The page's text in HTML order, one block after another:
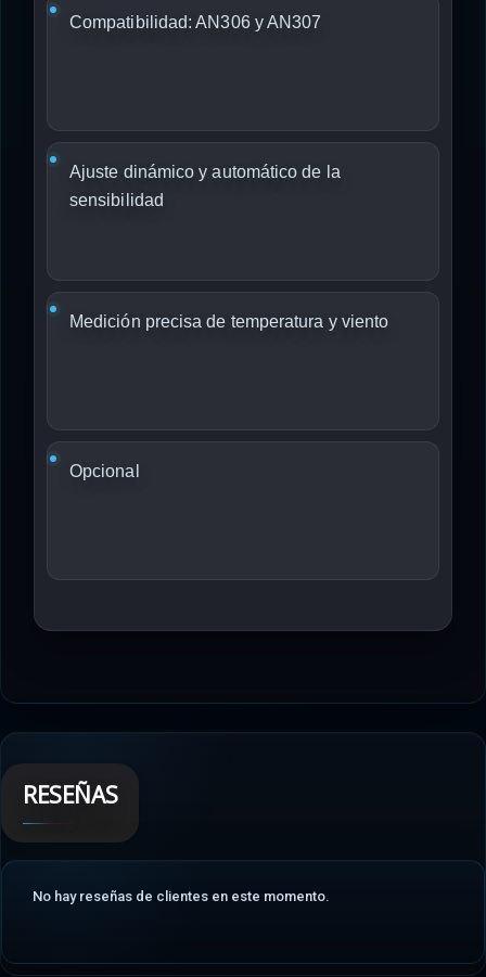
Compatibilidad: AN306 y AN307
Ajuste dinámico y automático de la
sensibilidad
Medición precisa de temperatura y viento
Opcional
RESEÑAS
No hay reseñas de clientes en este momento.